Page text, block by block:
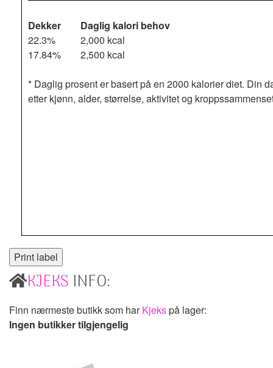
Dekker
Daglig kalori behov
22.3%
2,000 kcal
17.84%
2,500 kcal
* Daglig prosent er basert på en 2000 kalorier diet. Din
etter kjønn, alder, størrelse, aktivitet og
KJEKS INFO:
Finn nærmeste butikk som harKjekspå lager:
Ingen butikker tilgjengelig